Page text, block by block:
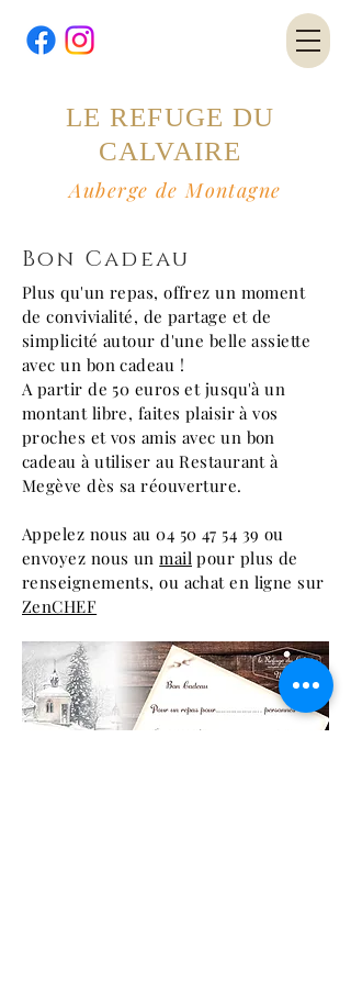
LE REFUGE DU
CALVAIRE
Auberge de Montagne
Bon Cadeau
Plus qu'un repas, offrez un moment
de convivialité, de partage et de
simplicité autour d'une belle assiette
avec un bon cadeau !
A partir de 50 euros et jusqu'à un
montant libre, faites plaisir à vos
proches et vos amis avec un bon
cadeau à utiliser au Restaurant à
Megève dès sa réouverture.
Appelez nous au04 50 47 54 39 ou
envoyez nous unmail pour plus de
renseignements, ou achat en ligne sur
ZenCHEF